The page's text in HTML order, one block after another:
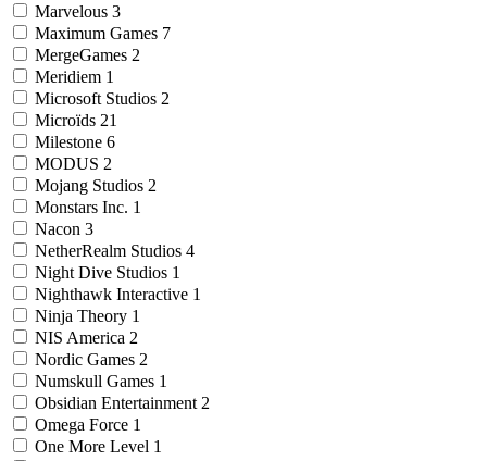
Marvelous 3
Maximum Games 7
MergeGames 2
Meridiem 1
Microsoft Studios 2
Microïds 21
Milestone 6
MODUS 2
Mojang Studios 2
Monstars Inc. 1
Nacon 3
NetherRealm Studios 4
Night Dive Studios 1
Nighthawk Interactive 1
Ninja Theory 1
NIS America 2
Nordic Games 2
Numskull Games 1
Obsidian Entertainment 2
Omega Force 1
One More Level 1